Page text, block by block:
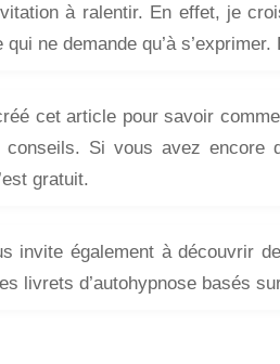
à ralentir. En effet, je
ne demande qu’à
cet article pour savoir
conseils. Si vous avez encore
gratuit.
invite également à découvrir
livrets d’autohypnose basés